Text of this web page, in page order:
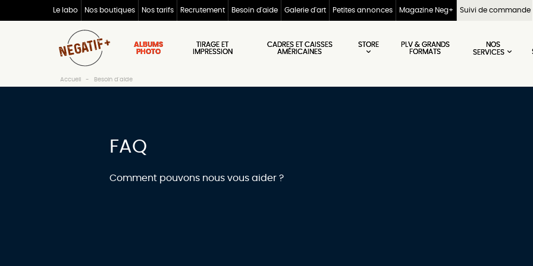
Le labo Nos boutiques Nos tarifs Recrutement Besoin d'aide Galerie d'art Petites annonces Magazine Neg+ Suivi de commande
ALBUMS
PHOTO
TIRAGE ET
IMPRESSION
CADRES ET CAISSES
AMÉRICAINES
STORE
PLV & GRANDS
FORMATS
NOS
SERVICES
Accueil Besoin d'aide
FAQ
Comment pouvons nous vous aider ?